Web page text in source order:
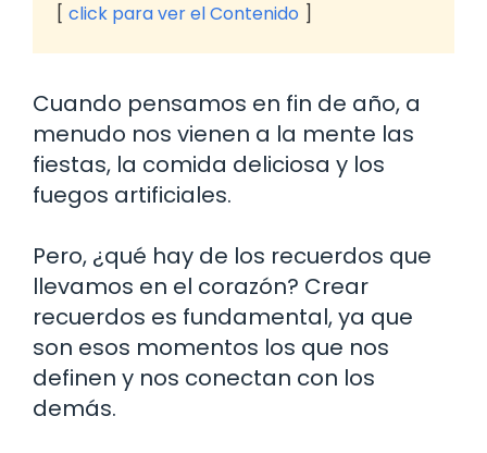
click para ver el Contenido
Cuando pensamos en fin de año, a
menudo nos vienen a la mente las
fiestas, la comida deliciosa y los
fuegos artificiales.
Pero, ¿qué hay de los recuerdos que
llevamos en el corazón? Crear
recuerdos es fundamental, ya que
son esos momentos los que nos
definen y nos conectan con los
demás.